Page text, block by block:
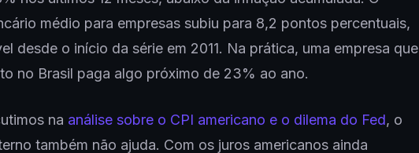
médio para empresas subiu para 8,2 pontos percentuais,
desde o início da série em 2011. Na prática, uma empresa que
no Brasil paga algo próximo de 23% ao ano.
na análise sobre o CPI americano e o dilema do Fed, o
também não ajuda. Com os juros americanos ainda